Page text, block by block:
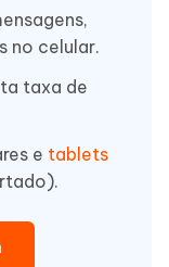
no celular.
taxa de
e tablets